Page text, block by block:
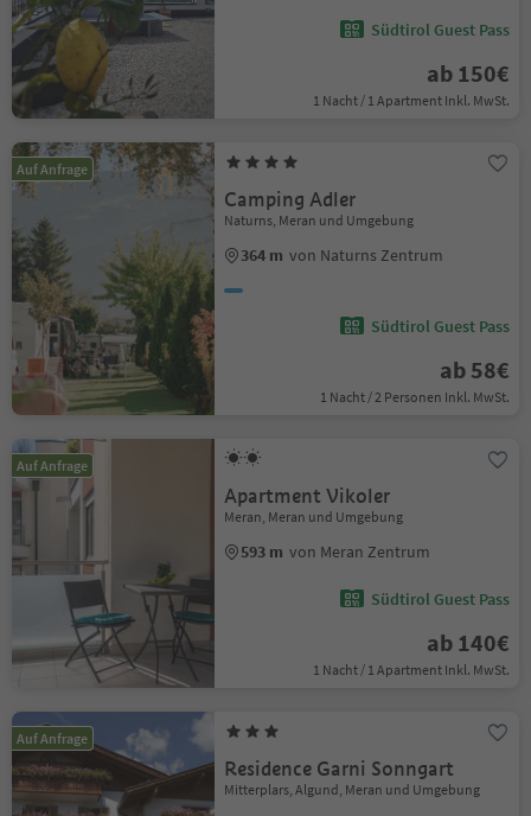
Südtirol Guest Pass
ab 150€
1 Nacht / 1 Apartment Inkl. MwSt.
Auf Anfrage
Camping Adler
Naturns, Meran und Umgebung
364 m von Naturns Zentrum
Südtirol Guest Pass
ab 58€
1 Nacht / 2 Personen Inkl. MwSt.
Auf Anfrage
Apartment Vikoler
Meran, Meran und Umgebung
593 m von Meran Zentrum
Südtirol Guest Pass
ab 140€
1 Nacht / 1 Apartment Inkl. MwSt.
Auf Anfrage
Residence Garni Sonngart
Mitterplars, Algund, Meran und Umgebung